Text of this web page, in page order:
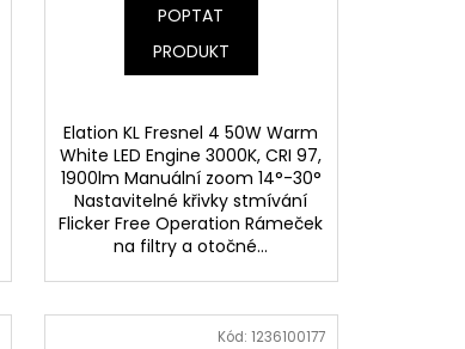
POPTAT
PRODUKT
Elation KL Fresnel 4 50W Warm
White LED Engine 3000K, CRI 97,
1900lm Manuální zoom 14°-30°
Nastavitelné křivky stmívání
Flicker Free Operation Rámeček
na filtry a otočné...
Kód: 1236100177